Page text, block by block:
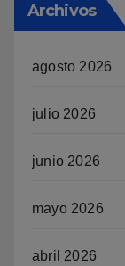
Archivos
agosto 2026
julio 2026
junio 2026
mayo 2026
abril 2026